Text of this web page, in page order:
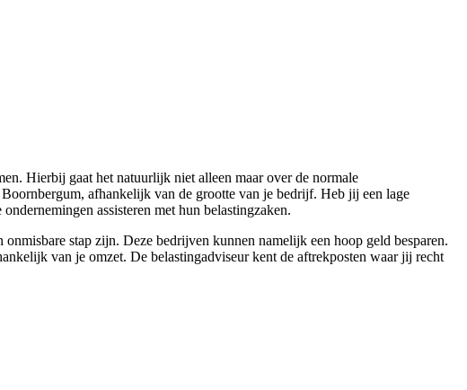
Hierbij gaat het natuurlijk niet alleen maar over de normale
afhankelijk van de grootte van je bedrijf. Heb jij een lage
assisteren met hun belastingzaken.
stap zijn. Deze bedrijven kunnen namelijk een hoop geld besparen.
van je omzet. De belastingadviseur kent de aftrekposten waar jij recht